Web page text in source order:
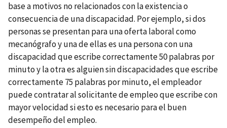
base a motivos no relacionados con la existencia o
consecuencia de una discapacidad. Por ejemplo, si dos
personas se presentan para una oferta laboral como
mecanógrafo y una de ellas es una persona con una
discapacidad que escribe correctamente 50 palabras por
minuto y la otra es alguien sin discapacidades que escribe
correctamente 75 palabras por minuto, el empleador
puede contratar al solicitante de empleo que escribe con
mayor velocidad si esto es necesario para el buen
desempeño del empleo.